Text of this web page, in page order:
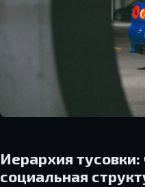
Иерархия
социальная